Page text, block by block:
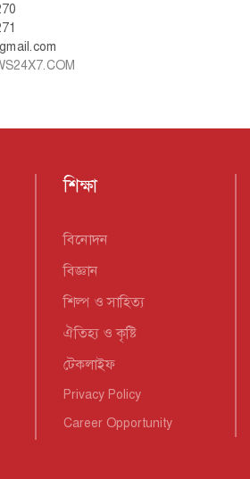
শিক্ষা
বিনোদন
বিজ্ঞান
শিল্প ও সাহিত্য
ঐতিহ্য ও কৃষ্টি
টেকলাইফ
Privacy Policy
Career Opportunity